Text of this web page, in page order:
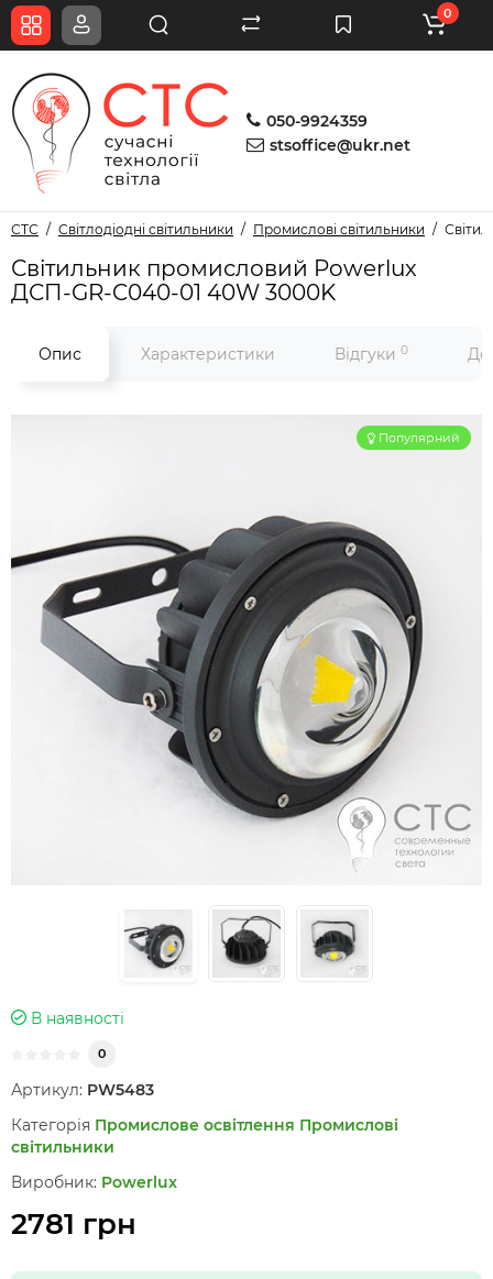
050-9924359
stsoffice@ukr.net
0
СТС Світлодіодні світильники Промислові світильники
Світильник промисловий Powerlux
ДСП-GR-C040-01 40W 3000K
Опис Характеристики Відгуки 0
Популярний
В наявності
0
Артикул: PW5483
Категорія Промислове освітлення Промислові
світильники
Виробник: Powerlux
2781 грн